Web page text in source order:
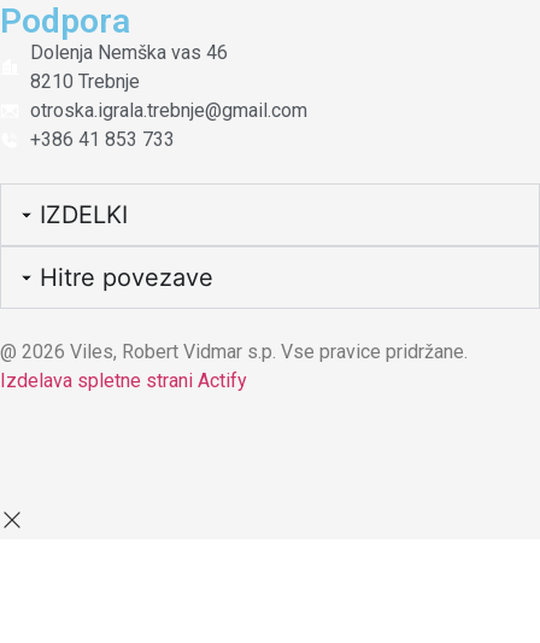
Podpora
Dolenja Nemška vas 46
8210 Trebnje
otroska.igrala.trebnje@gmail.com
+386 41 853 733
IZDELKI
Hitre povezave
@ 2026 Viles, Robert Vidmar s.p. Vse pravice pridržane.
Izdelava spletne strani Actify